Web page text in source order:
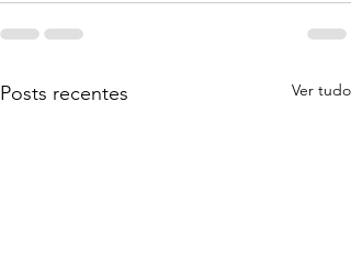
Posts recentes Ver tudo